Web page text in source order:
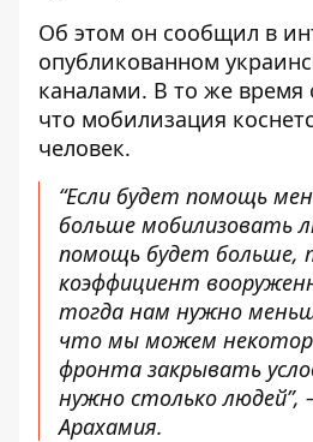
Об этом он сообщил в
опубликованном
каналами. В то же время
что мобилизация
человек.
“Если будет помощь
больше мобилизовать
помощь будет больше,
коэффициент
тогда нам нужно
что мы можем
фронта закрывать
нужно столько
Арахамия.